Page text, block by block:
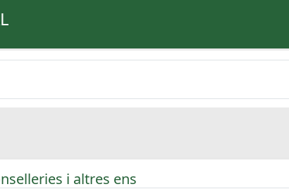
i altres ens